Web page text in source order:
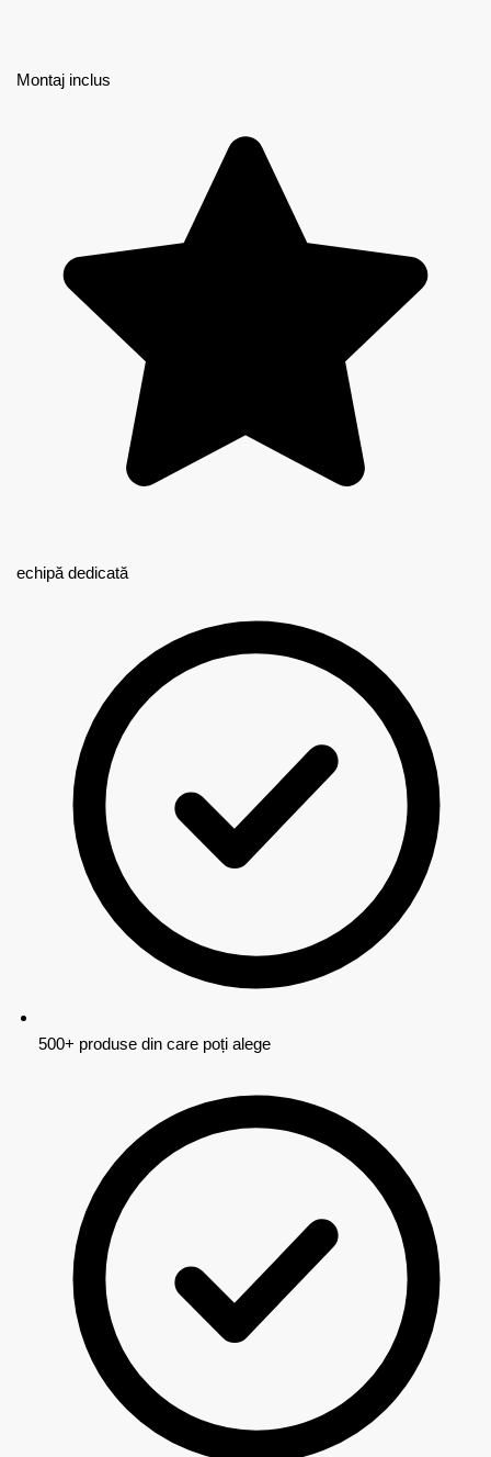
Montaj inclus
echipă dedicată
500+ produse din care poți alege